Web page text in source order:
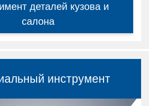
деталей кузова и
салона
инструмент